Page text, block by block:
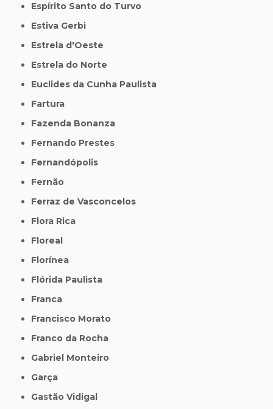
Espírito Santo do Turvo
Estiva Gerbi
Estrela d'Oeste
Estrela do Norte
Euclides da Cunha Paulista
Fartura
Fazenda Bonanza
Fernando Prestes
Fernandópolis
Fernão
Ferraz de Vasconcelos
Flora Rica
Floreal
Florínea
Flórida Paulista
Franca
Francisco Morato
Franco da Rocha
Gabriel Monteiro
Garça
Gastão Vidigal